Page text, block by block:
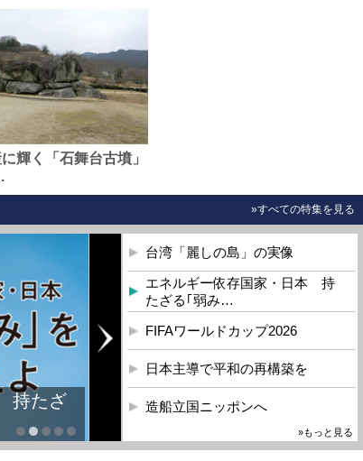
輝く「石舞台古墳」
»すべての特集を見る
台湾「麗しの島」の実像
エネルギー依存国家・日本 持
たざる｢弱み…
FIFAワールドカップ2026
日本主導で平和の再構築を
造船立国ニッポンへ
»もっと見る